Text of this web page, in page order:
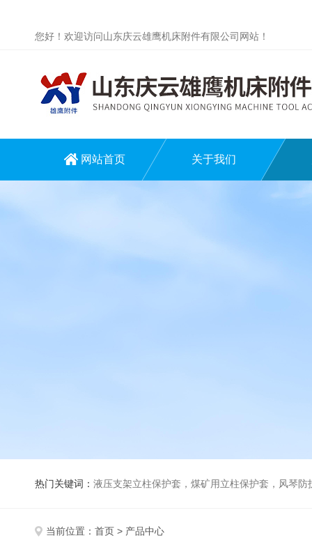
您好！欢迎访问山东庆云雄鹰机床附件有限公司网站！
网站首页 关于我们
热门关键词： 液压支架立柱保护套，煤矿用立柱保护套，风琴
当前位置： 首页 > 产品中心